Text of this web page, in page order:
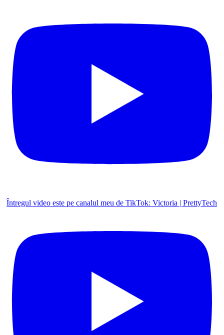
Întregul video este pe canalul meu de TikTok: Victoria | PrettyTech